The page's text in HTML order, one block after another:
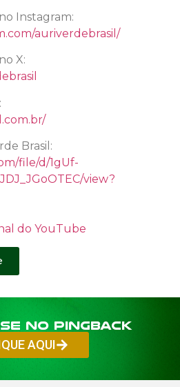
Instagram:
auriverdebrasil/
X:
Brasil:
file/d/1gUf-
view?
do YouTube
no PINGBACK
AQUI